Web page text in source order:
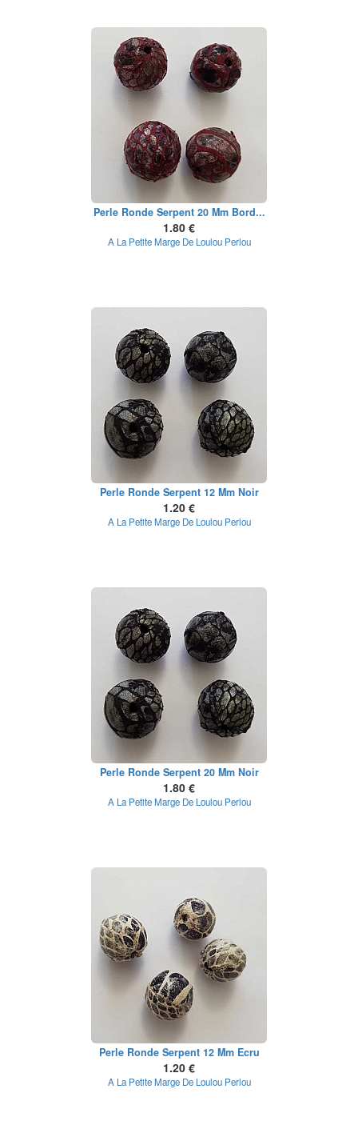
Perle Ronde Serpent 20 Mm Bord...
1.80 €
A La Petite Marge De Loulou Perlou
Perle Ronde Serpent 12 Mm Noir
1.20 €
A La Petite Marge De Loulou Perlou
Perle Ronde Serpent 20 Mm Noir
1.80 €
A La Petite Marge De Loulou Perlou
Perle Ronde Serpent 12 Mm Ecru
1.20 €
A La Petite Marge De Loulou Perlou